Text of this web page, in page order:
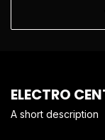
ELECTRO
A short description